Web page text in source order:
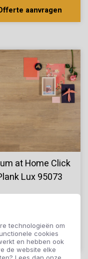
technologieën om
cookies
en hebben ook
de website elke
aanvragen
at Home Click
Lux 95073
aanvragen